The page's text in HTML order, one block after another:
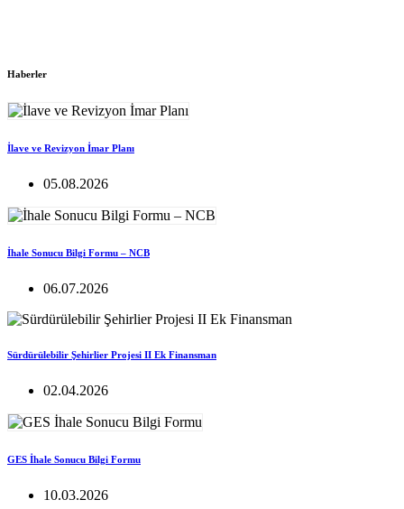
Haberler
İlave ve Revizyon İmar Planı
05.08.2026
İhale Sonucu Bilgi Formu – NCB
06.07.2026
Sürdürülebilir Şehirlier Projesi II Ek Finansman
02.04.2026
GES İhale Sonucu Bilgi Formu
10.03.2026